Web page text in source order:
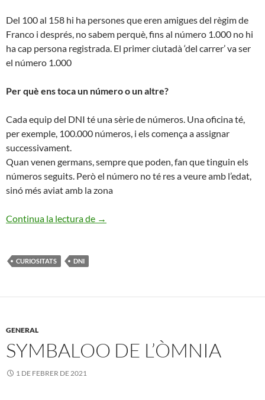
Del 100 al 158 hi ha persones que eren amigues del règim de
Franco i després, no sabem perquè, fins al número 1.000 no hi
ha cap persona registrada. El primer ciutadà ‘del carrer’ va ser
el número 1.000
Per què ens toca un número o un altre?
Cada equip del DNI té una sèrie de números. Una oficina té,
per exemple, 100.000 números, i els comença a assignar
successivament.
Quan venen germans, sempre que poden, fan que tinguin els
números seguits. Però el número no té res a veure amb l’edat,
sinó més aviat amb la zona
Continua la lectura de Curiositats del DNI
→
CURIOSITATS DNI
GENERAL
SYMBALOO DE L’ÒMNIA
1 DE FEBRER DE 2021